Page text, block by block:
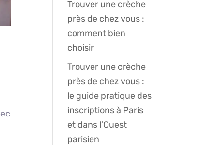
Trouver une crèche
près de chez vous :
comment bien
choisir
Trouver une crèche
près de chez vous :
le guide pratique des
inscriptions à Paris
et dans l’Ouest
parisien